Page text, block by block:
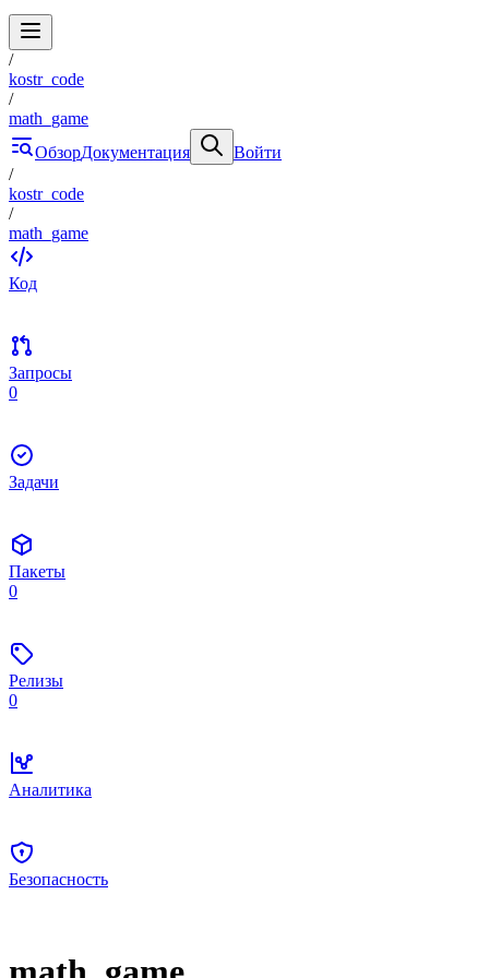
/
kostr_code
/
math_game
ОбзорДокументация
Войти
/
kostr_code
/
math_game
Код
Запросы
0
Задачи
Пакеты
0
Релизы
0
Аналитика
Безопасность